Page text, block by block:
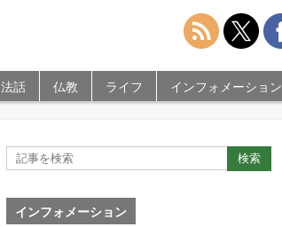
法話 仏教 ライフ インフォメーション
インフォメーション